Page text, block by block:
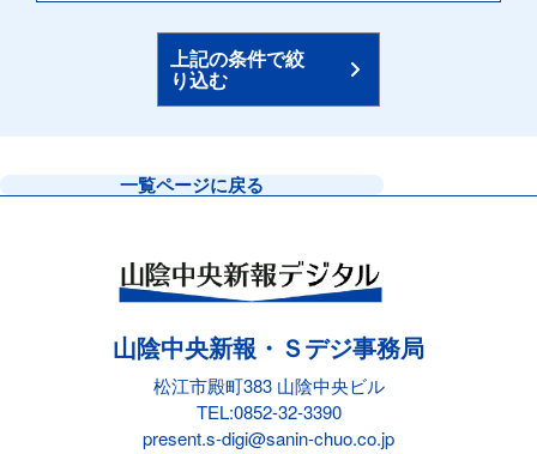
上記の条件で絞
り込む
一覧ページに戻る
山陰中央新報・Ｓデジ事務局
松江市殿町383 山陰中央ビル
TEL:0852-32-3390
present.s-digi@sanin-chuo.co.jp